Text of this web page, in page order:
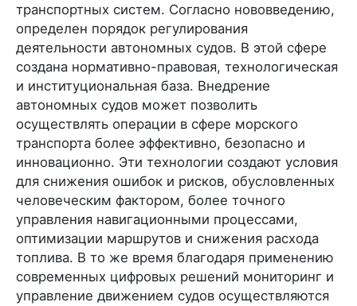
транспортных систем. Согласно нововведению,
определен порядок регулирования
деятельности автономных судов. В этой сфере
создана нормативно-правовая, технологическая
и институциональная база. Внедрение
автономных судов может позволить
осуществлять операции в сфере морского
транспорта более эффективно, безопасно и
инновационно. Эти технологии создают условия
для снижения ошибок и рисков, обусловленных
человеческим фактором, более точного
управления навигационными процессами,
оптимизации маршрутов и снижения расхода
топлива. В то же время благодаря применению
современных цифровых решений мониторинг и
управление движением судов осуществляются